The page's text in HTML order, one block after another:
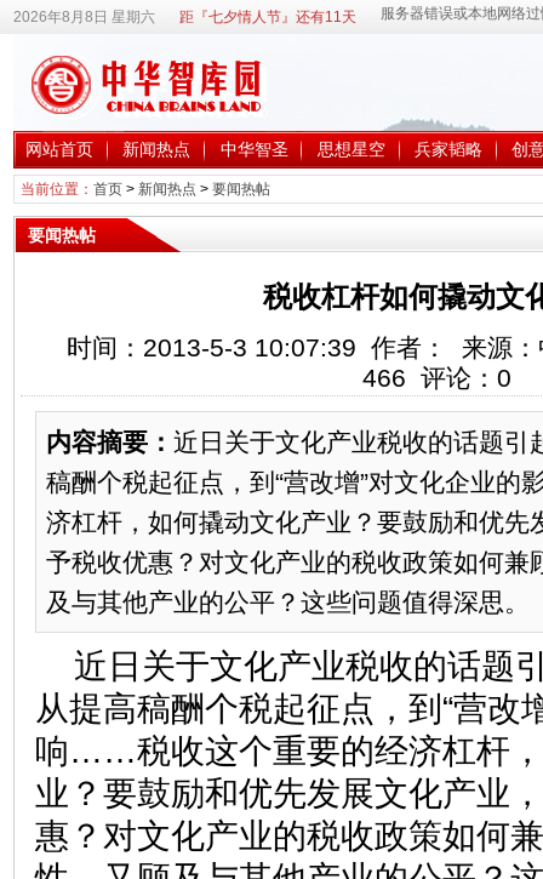
2026年8月8日 星期六 距『七夕情人节』还有11天
网站首页 新闻热点 中华智圣 思想星空 兵家韬略 创
当前位置： 首页> 新闻热点 > 要闻热帖
要闻热帖
税收杠杆如何撬动文
时间：2013-5-3 10:07:39 作者： 来源
466 评论： 0
内容摘要： 近日关于文化产业税收的话题引
稿酬个税起征点，到“营改增”对文化企业
济杠杆，如何撬动文化产业？要鼓励和优先
予税收优惠？对文化产业的税收政策如何兼
及与其他产业的公平？这些问题值得深思。
近日关于文化产业税收的话题
从提高稿酬个税起征点，到“营改
响……税收这个重要的经济杠杆
业？要鼓励和优先发展文化产业
惠？对文化产业的税收政策如何